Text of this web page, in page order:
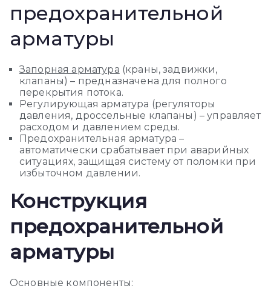
предохранительной
арматуры
Запорная арматура (краны, задвижки,
клапаны) – предназначена для полного
перекрытия потока.
Регулирующая арматура (регуляторы
давления, дроссельные клапаны) – управляет
расходом и давлением среды.
Предохранительная арматура –
автоматически срабатывает при аварийных
ситуациях, защищая систему от поломки при
избыточном давлении.
Конструкция
предохранительной
арматуры
Основные компоненты: